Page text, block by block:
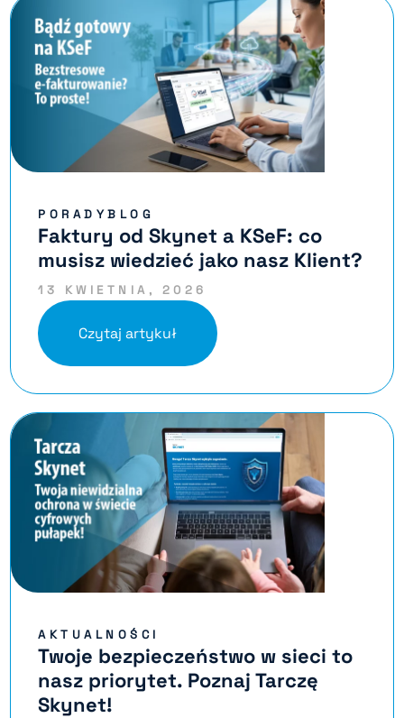
PORADYBLOG
Faktury od Skynet a KSeF: co
musisz wiedzieć jako nasz Klient?
13 KWIETNIA, 2026
Czytaj artykuł
AKTUALNOŚCI
Twoje bezpieczeństwo w sieci to
nasz priorytet. Poznaj Tarczę
Skynet!